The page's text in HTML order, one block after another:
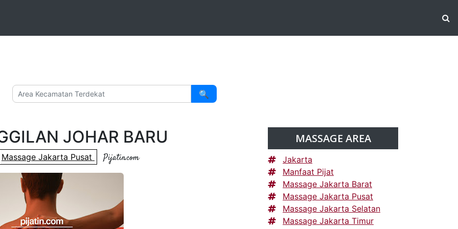
Profesional
🔍
JOHAR BARU
Massage Jakarta Pusat Pijatin.com
MASSAGE AREA
Jakarta
Manfaat Pijat
Massage Jakarta Barat
Massage Jakarta Pusat
Massage Jakarta Selatan
Massage Jakarta Timur